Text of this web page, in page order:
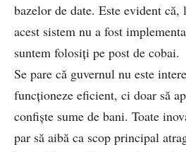
bazelor de date. Este evident că,
acest sistem nu a fost
suntem folosiți pe post de cobai.
Se pare că guvernul nu este
funcționeze eficient, ci doar să
confişte sume de bani. Toate
par să aibă ca scop principal